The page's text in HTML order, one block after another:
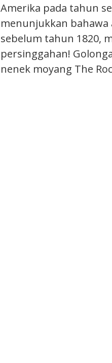
Amerika pada tahun
menunjukkan
sebelum tahun 1820,
persinggahan!
nenek moyang The